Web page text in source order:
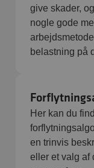
give skader,
nogle gode
belastning på
Her kan du
en trinvis
eller et valg af